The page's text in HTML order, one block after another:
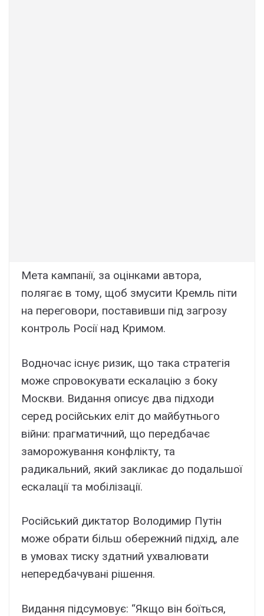
Мета кампанії, за оцінками автора,
полягає в тому, щоб змусити Кремль піти
на переговори, поставивши під загрозу
контроль Росії над Кримом.
Водночас існує ризик, що така стратегія
може спровокувати ескалацію з боку
Москви. Видання описує два підходи
серед російських еліт до майбутнього
війни: прагматичний, що передбачає
заморожування конфлікту, та
радикальний, який закликає до подальшої
ескалації та мобілізації.
Російський диктатор Володимир Путін
може обрати більш обережний підхід, але
в умовах тиску здатний ухвалювати
непередбачувані рішення.
Видання підсумовує: “Якщо він боїться,